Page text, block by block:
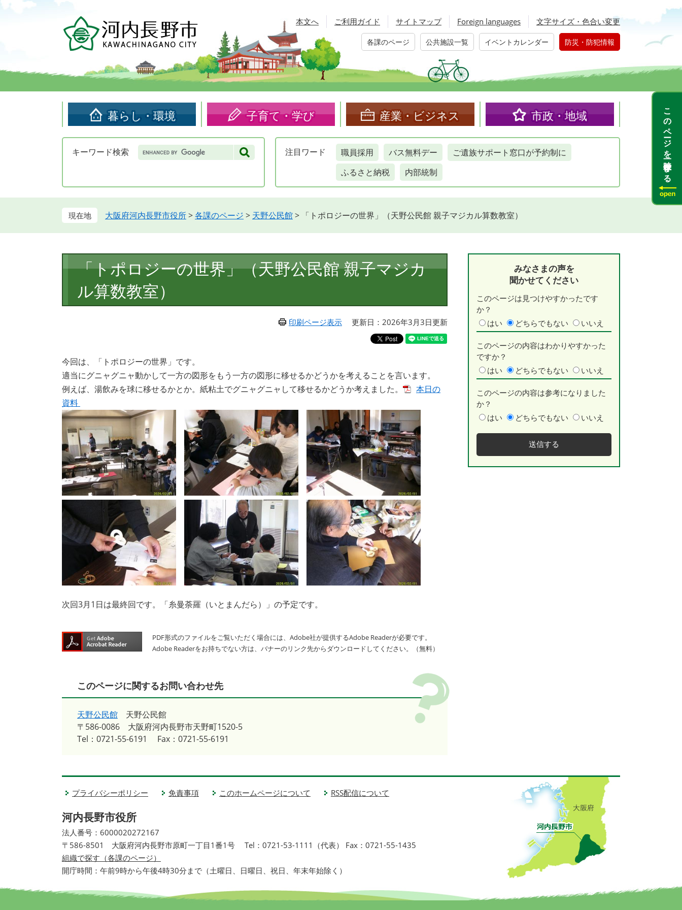
頭
す。
飛
し
本文へ ご利用ガイド サイトマップ Foreign languages 文字サイズ・色合い変更
各課のページ 公共施設一覧 イベントカレンダー 防災・防犯情報
暮らし・環境 子育て・学び 産業・ビジネス 市政・地域
キーワード検索 Google
カ
検
注目 ワード 職員採用 バス無料デー
ご遺族サポート窓口が予約制に
ふるさと納税
内部統制
大阪府河内長野市役所>各課のページ > 天野公民館> 「トポロジーの世界」（天野公民館 親子マジカル算数教室）
文
「トポロジーの世界」（天野公民館 親子マジカ
ル算数教室）
印刷ページ表示 更新日：2026年3月3日更新
今回は、「トポロジーの世界」です。
適当にグニャグニャ動かして一方の図形をもう一方の図形に移せるかどうかを考えることを言います。
例えば、湯飲みを球に移せるかとか。紙粘土でグニャグニャして移せるかどうか考えました。
本日の
資料
次回3月1日は最終回です。「糸曼荼羅（いとまんだら）」の予定です。
PDF形式のファイルをご覧いただく場合には、Adobe社が提供するAdobe Readerが必要です。
Adobe Readerをお持ちでない方は、バナーのリンク先からダウンロードしてください。（無料）
このページに関するお問い合わせ先
天野公民館
天野公民館
〒586-0086
大阪府河内長野市天野町1520-5
Tel：0721-55-6191
Fax：0721-55-6191
みなさまの声を
聞かせてください
このページは見つけやすかったです
か？
はい
どちらでもない いいえ
このページの内容はわかりやすかった
ですか？
はい
どちらでもない いいえ
このページの内容は参考になりました
か？
はい
どちらでもない いいえ
プライバシーポリシー 免責事項 このホームページについて RSS配信について
河内長野市役所
法人番号：6000020272167
〒586-8501 大阪府河内長野市原町一丁目1番1号
Tel：0721-53-1111（代表） Fax：0721-55-1435
組織で探す（各課のページ）
開庁時間：午前9時から午後4時30分まで（土曜日、日曜日、祝日、年末年始除く）
このページを一時保存する